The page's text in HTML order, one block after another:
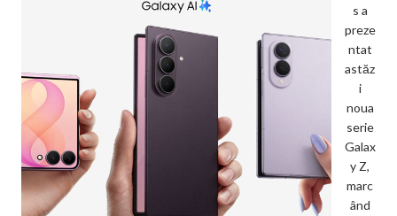
s a
preze
ntat
astăz
i
noua
serie
Galax
y Z,
marc
ând